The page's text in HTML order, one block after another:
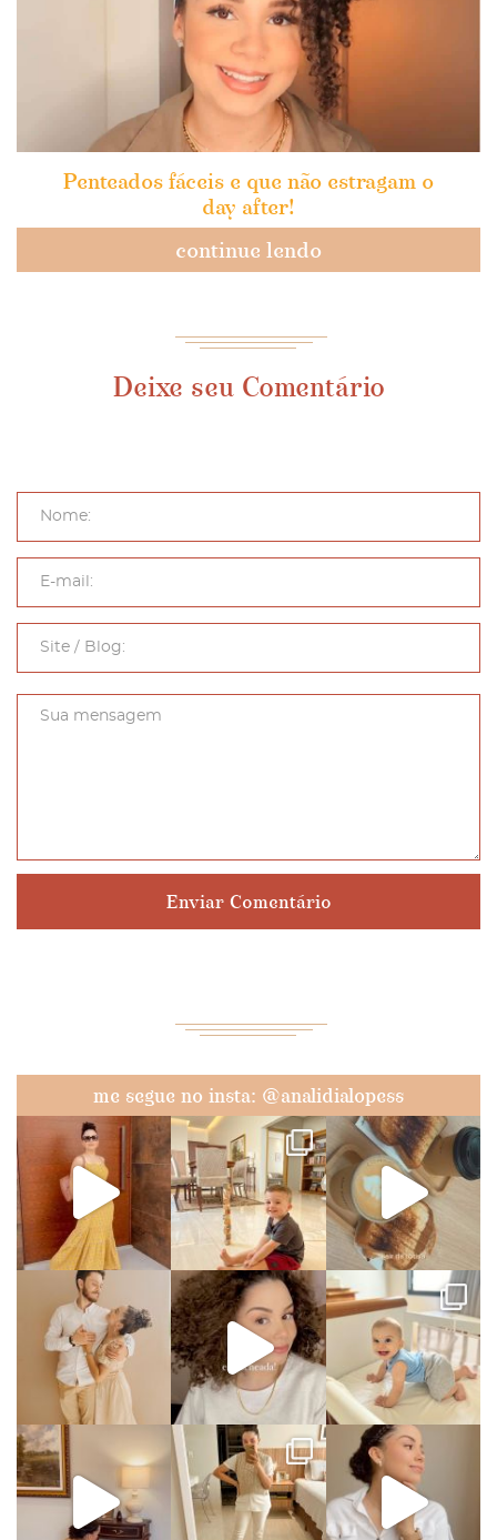
Penteados fáceis e que não estragam o
day after!
continue lendo
Deixe seu Comentário
me segue no insta: @analidialopess